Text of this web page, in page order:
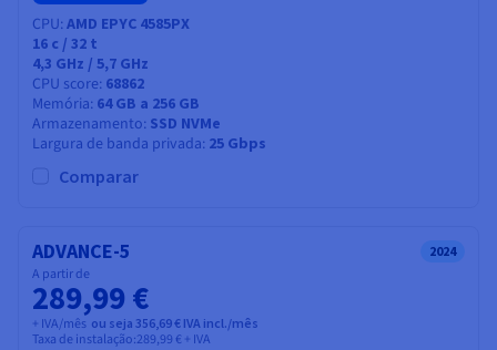
CPU AMD EPYC 4585PX
16 c / 32 t
4,3 GHz / 5,7 GHz
CPU score 68862
Memória 64 GB a 256 GB
Armazenamento SSD NVMe
Largura de banda privada 25 Gbps
Comparar
ADVANCE-5 2024
A partir de
289,99 €
+ IVA/mês ou seja 356,69 € IVA incl./mês
Taxa de instalação:289,99 € + IVA